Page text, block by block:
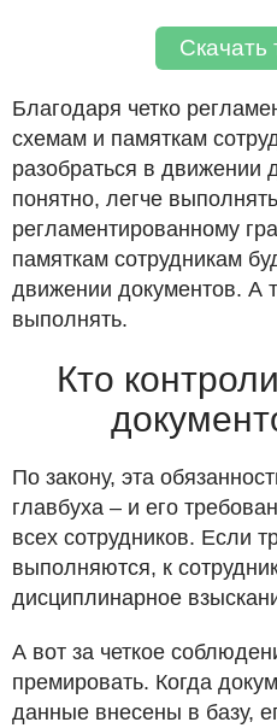
Скачать
Благодаря четко
схемам и памяткам
разобраться в движении
понятно, легче
регламентированному
памяткам сотрудникам
движении документов. А
выполнять.
Кто
По закону, эта
главбуха – и его
всех сотрудников. Если
выполняются, к
дисциплинарное
А вот за четкое
премировать. Когда
данные внесены в базу,